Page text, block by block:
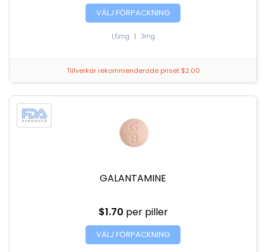
VÄLJ FÖRPACKNING
1,5mg | 3mg
Tillverkar rekommenderade priset $2.00
GALANTAMINE
$1.70 per piller
VÄLJ FÖRPACKNING